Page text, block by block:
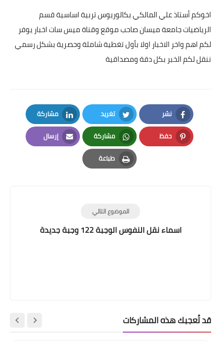
اخوكم أستاذ علي المالكي بكالوريوس تربية اساسية قسم
الرياضيات جامعة ميسان صاحب موقع وقناة ميس سات اخبار يوفر
لكم اهم واخر الاخبار اولا بأول تغطية شاملة وحصرية بشكل رسمي
ننقل لكم الخبر بكل دقة ومصداقية
نشر
Facebook
تغريد
Twitter
مشاركة
LinkedIn
حفظ
Pinterest
مشاركة
Whatsapp
إرسال
Email
طباعة
Print
الموضوع التالي
اسماء نقل النفوس الوجبة 122 وجبة جديدة
قد تُعجبك هذه المشاركات